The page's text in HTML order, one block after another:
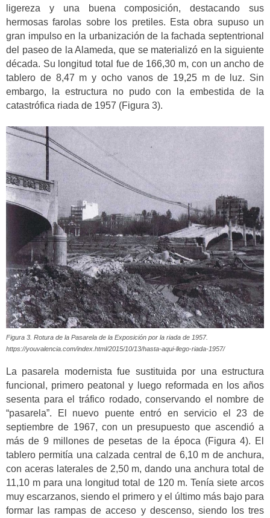
ligereza y una buena composición, destacando sus
hermosas farolas sobre los pretiles. Esta obra supuso un
gran impulso en la urbanización de la fachada septentrional
del paseo de la Alameda, que se materializó en la siguiente
década. Su longitud total fue de 166,30 m, con un ancho de
tablero de 8,47 m y ocho vanos de 19,25 m de luz. Sin
embargo, la estructura no pudo con la embestida de la
catastrófica riada de 1957 (Figura 3).
Figura 3. Rotura de la Pasarela de la Exposición por la riada de 1957.
https://youvalencia.com/index.html/2015/10/13/hasta-aqui-llego-riada-1957/
La pasarela modernista fue sustituida por una estructura
funcional, primero peatonal y luego reformada en los años
sesenta para el tráfico rodado, conservando el nombre de
“pasarela”. El nuevo puente entró en servicio el 23 de
septiembre de 1967, con un presupuesto que ascendió a
más de 9 millones de pesetas de la época (Figura 4). El
tablero permitía una calzada central de 6,10 m de anchura,
con aceras laterales de 2,50 m, dando una anchura total de
11,10 m para una longitud total de 120 m. Tenía siete arcos
muy escarzanos, siendo el primero y el último más bajo para
formar las rampas de acceso y descenso, siendo los tres